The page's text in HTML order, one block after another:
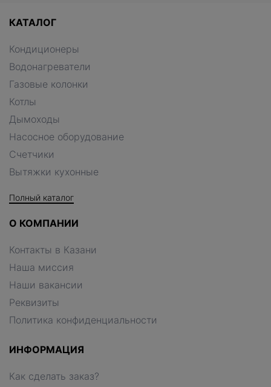
КАТАЛОГ
Кондиционеры
Водонагреватели
Газовые колонки
Котлы
Дымоходы
Насосное оборудование
Счетчики
Вытяжки кухонные
Полный каталог
О КОМПАНИИ
Контакты в Казани
Наша миссия
Наши вакансии
Реквизиты
Политика конфиденциальности
ИНФОРМАЦИЯ
Как сделать заказ?